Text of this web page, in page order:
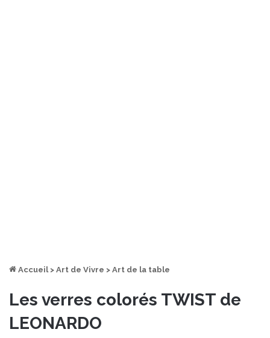
Accueil > Art de Vivre > Art de la table
Les verres colorés TWIST de
LEONARDO